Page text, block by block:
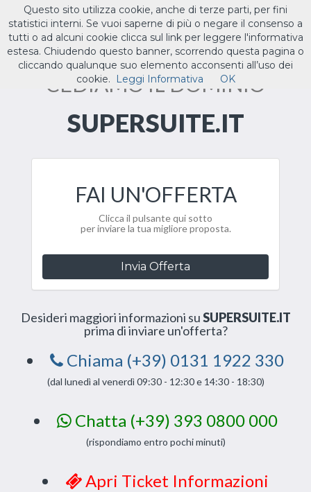
Toggle
ILTUO.IT
CEDIAMO IL DOMINIO
SUPERSUITE.IT
FAI UN'OFFERTA
Clicca il pulsante qui sotto
per inviare la tua migliore proposta.
Invia Offerta
Desideri maggiori informazioni suSUPERSUITE.IT
prima di inviare un'offerta?
Chiama (+39) 0131 1922 330
(dal lunedì al venerdì 09:30 - 12:30 e 14:30 - 18:30)
Chatta (+39) 393 0800 000
(rispondiamo entro pochi minuti)
Apri Ticket Informazioni
Questo sito utilizza cookie, anche di terze parti, per fini
statistici interni. Se vuoi saperne di più o negare il consenso a
tutti o ad alcuni cookie clicca sul link per leggere l'informativa
estesa. Chiudendo questo banner, scorrendo questa pagina o
cliccando qualunque suo elemento acconsenti all’uso dei
cookie.
Leggi Informativa OK